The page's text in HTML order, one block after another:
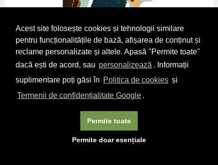
Acest site folosește cookies și tehnologii similare
pentru funcționalitățile de bază, afișarea de conținut și
reclame personalizate și altele. Apasă "Permite toate"
dacă ești de acord, sau personalizează . Informații
suplimentare poți găsi în Politica de cookies și
Termenii de confidențialitate Google .
Permite doar esențiale
Permite toate
Cum sa nu-i faci la cap
Oliver James